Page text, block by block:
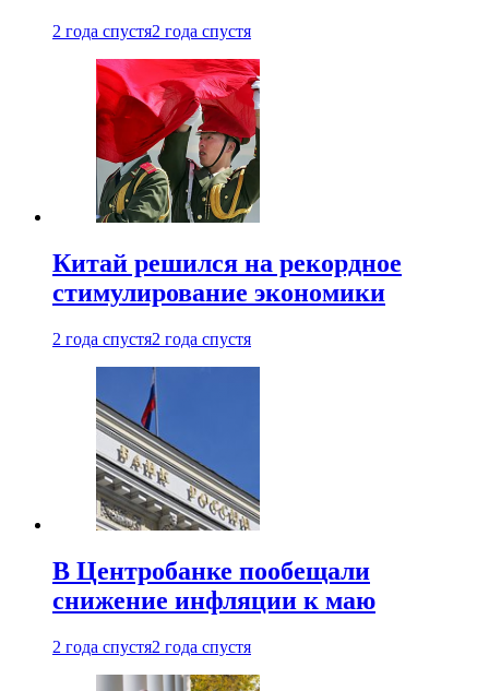
2 года спустя2 года спустя
Китай решился на рекордное
стимулирование экономики
2 года спустя2 года спустя
В Центробанке пообещали
снижение инфляции к маю
2 года спустя2 года спустя